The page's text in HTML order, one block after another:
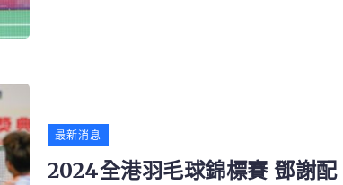
最新消息
2024全港羽毛球錦標賽 鄧謝配